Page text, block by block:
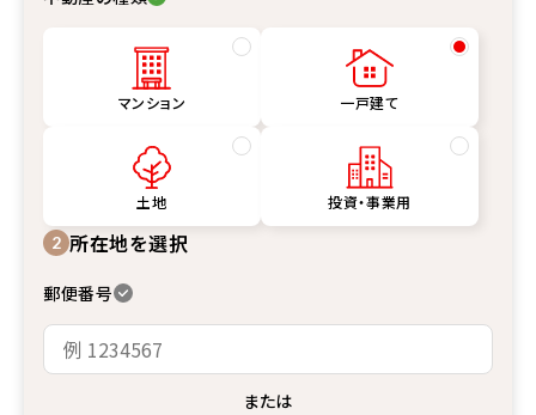
マンション 一戸建て
土地
投資・事業用
2 所在地を選択
郵便番号
または